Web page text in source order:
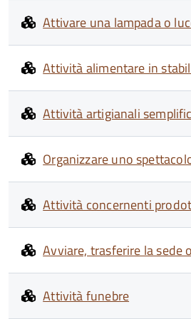
Attivare una lampada o
Attività alimentare in
Attività artigianali
Organizzare uno
Attività concernenti
Avviare, trasferire la
Attività funebre